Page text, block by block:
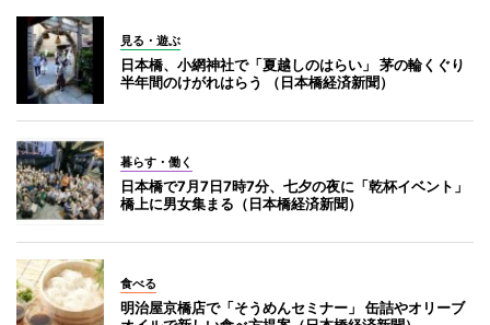
見る・遊ぶ
日本橋、小網神社で「夏越しのはらい」 茅の輪くぐり
半年間のけがれはらう （日本橋経済新聞）
暮らす・働く
日本橋で7月7日7時7分、七夕の夜に「乾杯イベント」
橋上に男女集まる（日本橋経済新聞）
食べる
明治屋京橋店で「そうめんセミナー」 缶詰やオリーブ